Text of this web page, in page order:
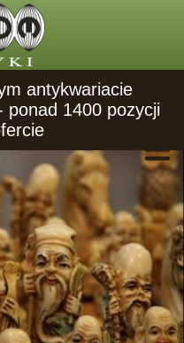
antykwariacie
ponad 1400 pozycji